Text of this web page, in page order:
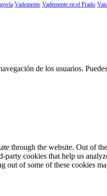
Vademente Vademente en el Prado
de los usuarios.
through the website. Out of
cookies that help us
out of some of these cookies